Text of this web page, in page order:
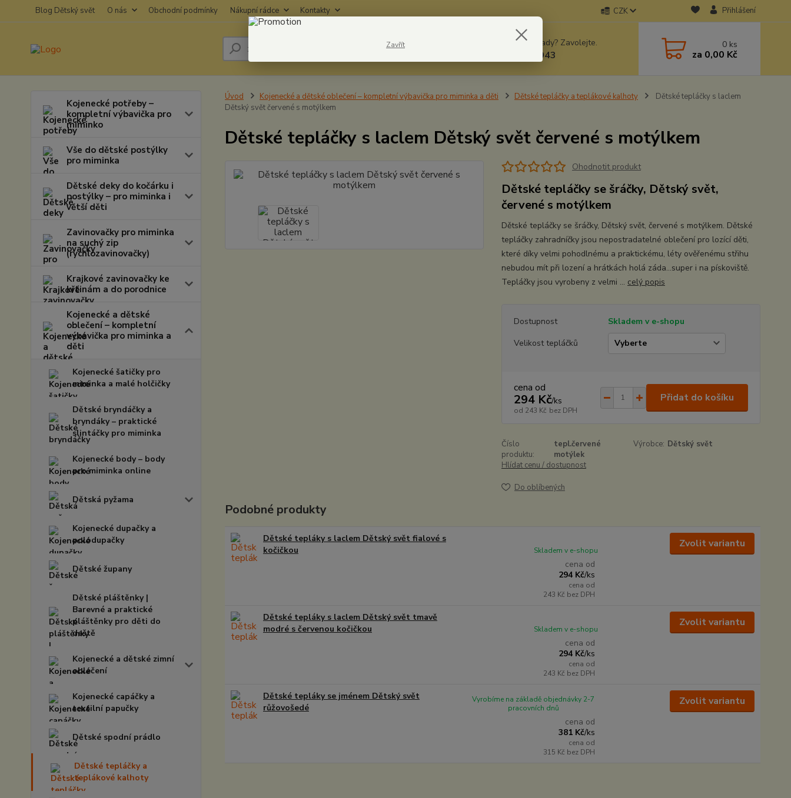
Blog Dětský svět O nás Obchodní podmínky Nákupní rádce Kontakty CZK Přihlášení
Hledat Nevíte si rady? Zavolejte.
604278943
0 ks
za 0,00 Kč
Kojenecké potřeby –
kompletní výbavička pro
miminko
Vše do dětské postýlky
pro miminka
Dětské deky do kočárku i
postýlky – pro miminka i
větší děti
Zavinovačky pro miminka
na suchý zip
(rychlozavinovačky)
Krajkové zavinovačky ke
křtinám a do porodnice
Kojenecké a dětské
oblečení – kompletní
výbavička pro miminka a
děti
Kojenecké šatičky pro
miminka a malé holčičky
Dětské bryndáčky a
bryndáky – praktické
slintáčky pro miminka
Kojenecké body – body
pro miminka online
Dětská pyžama
Kojenecké dupačky a
polodupačky
Dětské župany
Dětské pláštěnky |
Barevné a praktické
pláštěnky pro děti do
deště
Kojenecké a dětské zimní
oblečení
Kojenecké capáčky a
textilní papučky
Dětské spodní prádlo
Dětské tepláčky a
teplákové kalhoty
Úvod Kojenecké a dětské oblečení – kompletní výbavička pro miminka a děti Dětské tepláčky a teplákové kalhoty
Dětské tepláčky s laclem
Dětský svět červené s motýlkem
Dětské tepláčky s laclem Dětský svět červené s motýlkem
Ohodnotit produkt
Dětské tepláčky se šráčky, Dětský svět,
červené s motýlkem
Dětské tepláčky se šráčky, Dětský svět, červené s motýlkem. Dětské
tepláčky zahradníčky jsou nepostradatelné oblečení pro lozící děti,
které díky velmi pohodlnému a praktickému, léty ověřenému střihu
nebudou mít při lození a hrátkách holá záda...super i na pískoviště.
Tepláčky jsou vyrobeny z velmi ... celý popis
Dostupnost
Skladem v e-shopu
Velikost tepláčků
cena od
294 Kč/ks
od 243 Kč bez DPH
Přidat do košíku
Číslo
produktu:
tepl.červené
motýlek
Výrobce: Dětský svět
Hlídat cenu / dostupnost
Do oblíbených
Podobné produkty
Dětské tepláky s laclem Dětský svět fialové s
kočičkou
cena od
294 Kč/ks
cena od
243 Kč bez DPH
Skladem v e-shopu
Zvolit variantu
Dětské tepláky s laclem Dětský svět tmavě
modré s červenou kočičkou
cena od
294 Kč/ks
cena od
243 Kč bez DPH
Skladem v e-shopu
Zvolit variantu
Dětské tepláky se jménem Dětský svět
růžovošedé
cena od
381 Kč/ks
cena od
315 Kč bez DPH
Vyrobíme na základě objednávky 2-7
pracovních dnů
Zvolit variantu
Zavřít